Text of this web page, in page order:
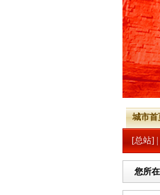
城市首
[总站]
您所